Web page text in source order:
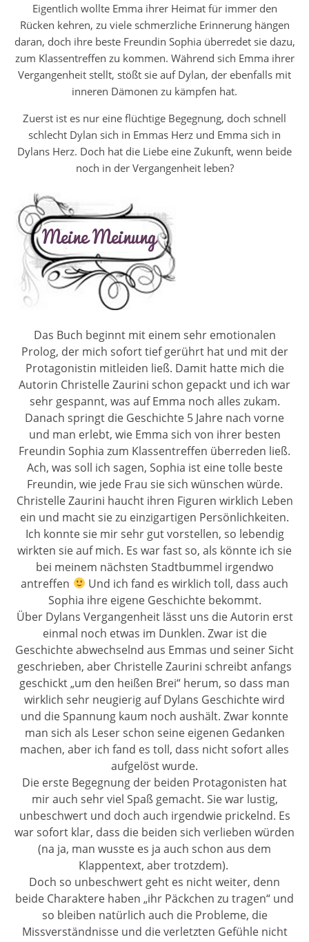
Eigentlich wollte Emma ihrer Heimat für immer den
Rücken kehren, zu viele schmerzliche Erinnerung hängen
daran, doch ihre beste Freundin Sophia überredet sie dazu,
zum Klassentreffen zu kommen. Während sich Emma ihrer
Vergangenheit stellt, stößt sie auf Dylan, der ebenfalls mit
inneren Dämonen zu kämpfen hat.
Zuerst ist es nur eine flüchtige Begegnung, doch schnell
schlecht Dylan sich in Emmas Herz und Emma sich in
Dylans Herz. Doch hat die Liebe eine Zukunft, wenn beide
noch in der Vergangenheit leben?
Das Buch beginnt mit einem sehr emotionalen
Prolog, der mich sofort tief gerührt hat und mit der
Protagonistin mitleiden ließ. Damit hatte mich die
Autorin Christelle Zaurini schon gepackt und ich war
sehr gespannt, was auf Emma noch alles zukam.
Danach springt die Geschichte 5 Jahre nach vorne
und man erlebt, wie Emma sich von ihrer besten
Freundin Sophia zum Klassentreffen überreden ließ.
Ach, was soll ich sagen, Sophia ist eine tolle beste
Freundin, wie jede Frau sie sich wünschen würde.
Christelle Zaurini haucht ihren Figuren wirklich Leben
ein und macht sie zu einzigartigen Persönlichkeiten.
Ich konnte sie mir sehr gut vorstellen, so lebendig
wirkten sie auf mich. Es war fast so, als könnte ich sie
bei meinem nächsten Stadtbummel irgendwo
antreffen
Und ich fand es wirklich toll, dass auch
Sophia ihre eigene Geschichte bekommt.
Über Dylans Vergangenheit lässt uns die Autorin erst
einmal noch etwas im Dunklen. Zwar ist die
Geschichte abwechselnd aus Emmas und seiner Sicht
geschrieben, aber Christelle Zaurini schreibt anfangs
geschickt „um den heißen Brei“ herum, so dass man
wirklich sehr neugierig auf Dylans Geschichte wird
und die Spannung kaum noch aushält. Zwar konnte
man sich als Leser schon seine eigenen Gedanken
machen, aber ich fand es toll, dass nicht sofort alles
aufgelöst wurde.
Die erste Begegnung der beiden Protagonisten hat
mir auch sehr viel Spaß gemacht. Sie war lustig,
unbeschwert und doch auch irgendwie prickelnd. Es
war sofort klar, dass die beiden sich verlieben würden
(na ja, man wusste es ja auch schon aus dem
Klappentext, aber trotzdem).
Doch so unbeschwert geht es nicht weiter, denn
beide Charaktere haben „ihr Päckchen zu tragen“ und
so bleiben natürlich auch die Probleme, die
Missverständnisse und die verletzten Gefühle nicht